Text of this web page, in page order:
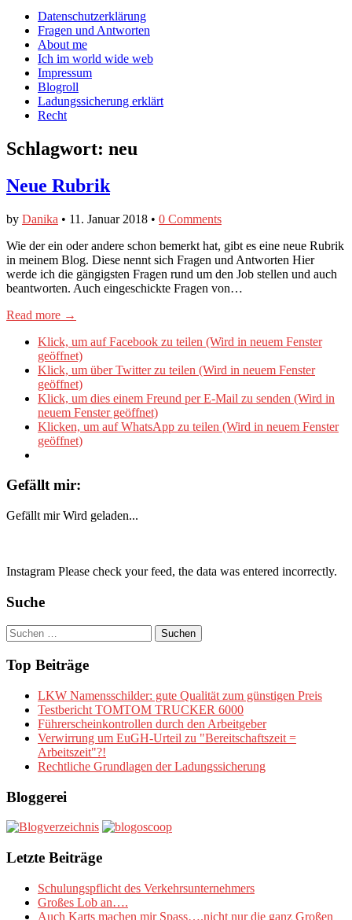
Facebook
anzeigen
Twitter
anzeigen
auf
Instagram
anzeigen
Main
menu
Skip
content
Datenschutzerklärung
Fragen und Antworten
About me
Ich im world wide web
Impressum
Blogroll
Ladungssicherung erklärt
Recht
Schlagwort: neu
Neue Rubrik
by Danika • 11. Januar 2018 • 0 Comments
Wie der ein oder andere schon bemerkt hat, gibt es eine neue Rubrik
in meinem Blog. Diese nennt sich Fragen und Antworten Hier
werde ich die gängigsten Fragen rund um den Job stellen und auch
beantworten. Auch eingeschickte Fragen von…
Read more →
Klick, um auf Facebook zu teilen (Wird in neuem Fenster
geöffnet)
Klick, um über Twitter zu teilen (Wird in neuem Fenster
geöffnet)
Klick, um dies einem Freund per E-Mail zu senden (Wird in
neuem Fenster geöffnet)
Klicken, um auf WhatsApp zu teilen (Wird in neuem Fenster
geöffnet)
Gefällt mir:
Gefällt mir Wird geladen...
Instagram Please check your feed, the data was entered incorrectly.
Suche
Suchen
nach:
Top Beiträge
LKW Namensschilder: gute Qualität zum günstigen Preis
Testbericht TOMTOM TRUCKER 6000
Führerscheinkontrollen durch den Arbeitgeber
Verwirrung um EuGH-Urteil zu "Bereitschaftszeit =
Arbeitszeit"?!
Rechtliche Grundlagen der Ladungssicherung
Bloggerei
Letzte Beiträge
Schulungspflicht des Verkehrsunternehmers
Großes Lob an….
Auch Karts machen mir Spass….nicht nur die ganz Großen